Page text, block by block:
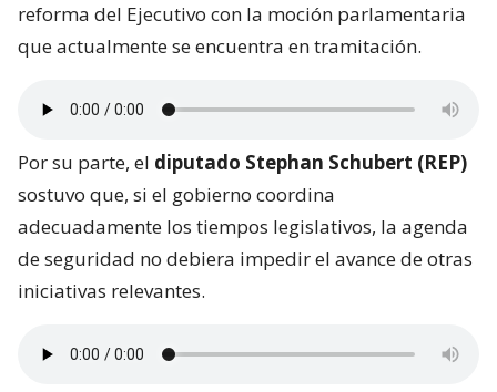
reforma del Ejecutivo con la moción parlamentaria
que actualmente se encuentra en tramitación.
Por su parte, el diputado Stephan Schubert (REP)
sostuvo que, si el gobierno coordina
adecuadamente los tiempos legislativos, la agenda
de seguridad no debiera impedir el avance de otras
iniciativas relevantes.